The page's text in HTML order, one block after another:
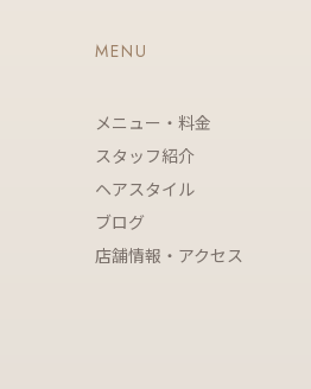
MENU
メニュー・料金
スタッフ紹介
ヘアスタイル
ブログ
店舗情報・アクセス